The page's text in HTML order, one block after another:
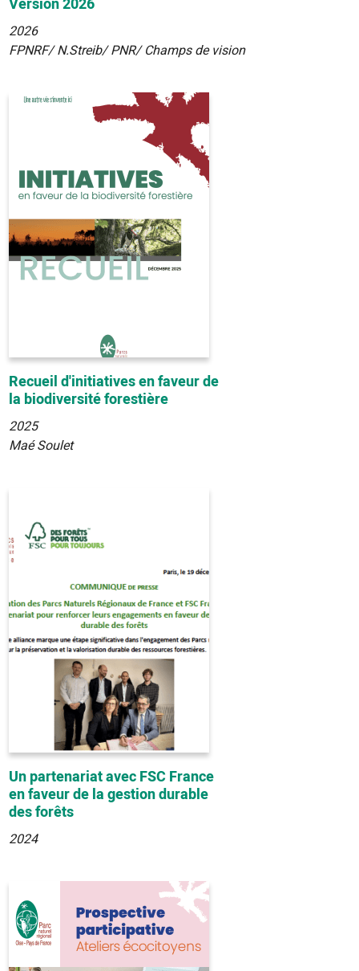
Version 2026
2026
FPNRF/ N.Streib/ PNR/ Champs de vision
Recueil d'initiatives en faveur de
la biodiversité forestière
2025
Maé Soulet
Un partenariat avec FSC France
en faveur de la gestion durable
des forêts
2024